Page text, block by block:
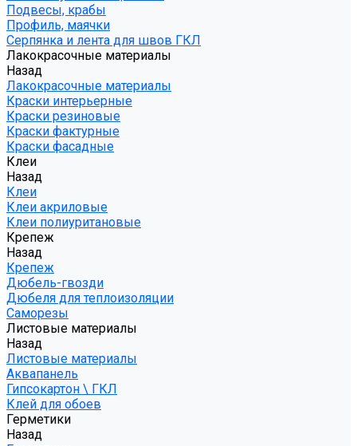
Подвесы, крабы
Профиль, маячки
Серпянка и лента для швов ГКЛ
Лакокрасочные материалы
Назад
Лакокрасочные материалы
Краски интерьерные
Краски резиновые
Краски фактурные
Краски фасадные
Клеи
Назад
Клеи
Клеи акриловые
Клеи полиуритановые
Крепеж
Назад
Крепеж
Дюбель-гвозди
Дюбеля для теплоизоляции
Саморезы
Листовые материалы
Назад
Листовые материалы
Аквапанель
Гипсокартон \ ГКЛ
Клей для обоев
Герметики
Назад